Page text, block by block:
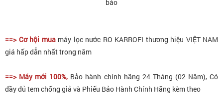
bảo
==> Cơ hội mua máy lọc nước RO KARROFI thương hiệu VIỆT NAM
giá hấp dẫn nhất trong năm
==> Máy mới 100%, Bảo hành chính hãng 24 Tháng (02 Năm), Có
đầy đủ tem chống giả và Phiếu Bảo Hành Chính Hãng kèm theo